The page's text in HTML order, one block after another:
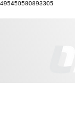
495450580893305